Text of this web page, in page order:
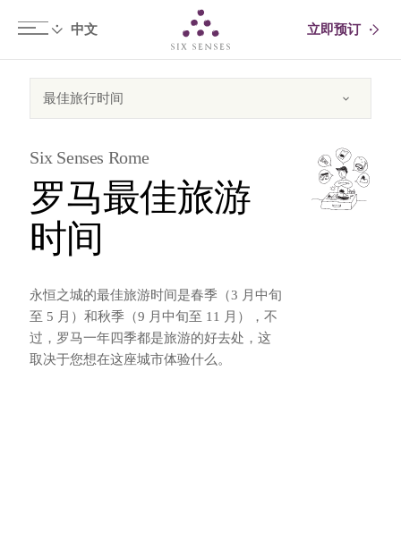
立即预订
Six Senses Rome
罗马最佳旅游
时间
永恒之城的最佳旅游时间是春季（3 月中旬
至 5 月）和秋季（9 月中旬至 11 月），不
过，罗马一年四季都是旅游的好去处，这
取决于您想在这座城市体验什么。